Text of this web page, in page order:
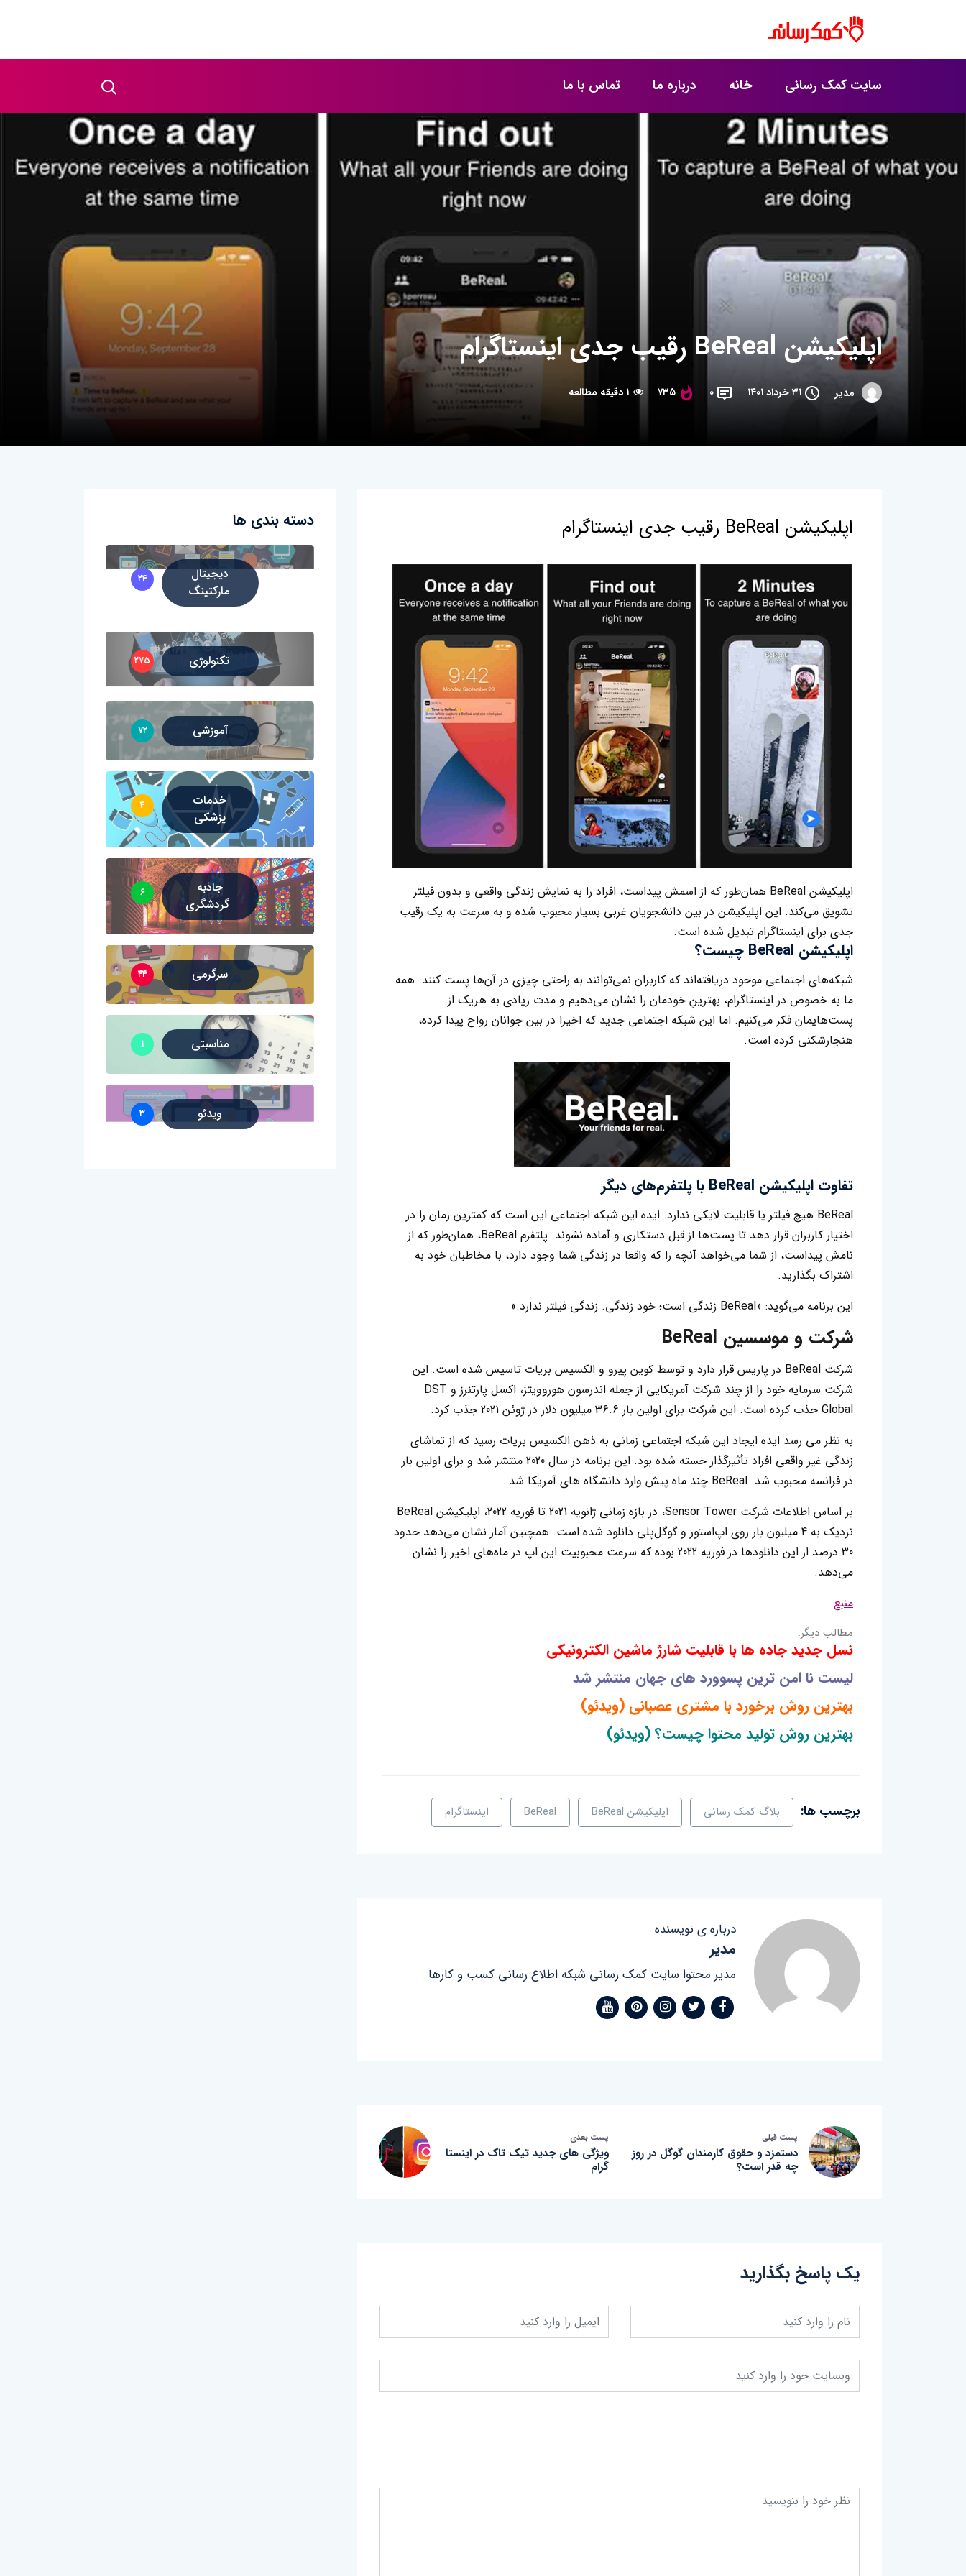
سایت کمک رسانی خانه درباره ما تماس با ما
اپلیکیشن BeReal رقیب جدی اینستاگرام
مدیر ۳۱ خرداد ۱۴۰۱ ۰ ۷۳۵ ۱ دقیقه مطالعه
اپلیکیشن BeReal رقیب جدی اینستاگرام
اپلیکیشن BeReal همان‌طور که از اسمش پیداست، افراد را به نمایش زندگی واقعی و بدون فیلتر
تشویق می‌کند. این اپلیکیشن در بین دانشجویان غربی بسیار محبوب شده و به سرعت به یک رقیب
جدی برای اینستاگرام تبدیل شده است.
اپلیکیشن BeReal چیست؟
شبکه‌های اجتماعی موجود دریافته‌اند که کاربران نمی‌توانند به راحتی چیزی در آن‌ها پست کنند. همه
ما به خصوص در اینستاگرام، بهترینِ خودمان را نشان می‌دهیم و مدت زیادی به هریک از
پست‌هایمان فکر می‌کنیم. اما این شبکه اجتماعی جدید که اخیرا در بین جوانان رواج پیدا کرده،
هنجارشکنی کرده است.
تفاوت اپلیکیشن BeReal با پلتفرم‌های دیگر
BeReal هیچ فیلتر یا قابلیت لایکی ندارد. ایده این شبکه اجتماعی این است که کمترین زمان را در
اختیار کاربران قرار دهد تا پست‌ها از قبل دستکاری و آماده نشوند. پلتفرم BeReal، همان‌طور که از
نامش پیداست، از شما می‌خواهد آنچه را که واقعا در زندگی شما وجود دارد، با مخاطبان خود به
اشتراک بگذارید.
این برنامه می‌گوید: «BeReal زندگی است؛ خود زندگی. زندگی فیلتر ندارد.»
شرکت و موسسین BeReal
شرکت BeReal در پاریس قرار دارد و توسط کوین پیرو و الکسیس بریات تاسیس شده است. این
شرکت سرمایه خود را از چند شرکت آمریکایی از جمله اندرسون هوروویتز، اکسل پارتنرز و DST
Global جذب کرده است. این شرکت برای اولین بار 36.6 میلیون دلار در ژوئن 2021 جذب کرد.
به نظر می رسد ایده ایجاد این شبکه اجتماعی زمانی به ذهن الکسیس بریات رسید که از تماشای
زندگی غیر واقعی افراد تأثیرگذار خسته شده بود. این برنامه در سال 2020 منتشر شد و برای اولین بار
در فرانسه محبوب شد. BeReal چند ماه پیش وارد دانشگاه های آمریکا شد.
بر اساس اطلاعات شرکت Sensor Tower، در بازه زمانی ژانویه 2021 تا فوریه 2022، اپلیکیشن BeReal
نزدیک به 4 میلیون بار روی اپ‌استور و گوگل‌پلی دانلود شده است. همچنین آمار نشان می‌دهد حدود
30 درصد از این دانلودها در فوریه 2022 بوده که سرعت محبوبیت این اپ در ماه‌های اخیر را نشان
می‌دهد.
منبع
مطالب دیگر:
نسل جدید جاده ها با قابلیت شارژ ماشین الکترونیکی
لیست نا امن ترین پسوورد های جهان منتشر شد
بهترین روش برخورد با مشتری عصبانی (ویدئو)
بهترین روش تولید محتوا چیست؟ (ویدئو)
برچسب ها: بلاگ کمک رسانی اپلیکیشن BeReal BeReal اینستاگرام
درباره ی نویسنده
مدیر
مدیر محتوا سایت کمک رسانی شبکه اطلاع رسانی کسب و کارها
پست قبلی
دستمزد و حقوق کارمندان گوگل در روز
چه قدر است؟
پست بعدی
ویژگی های جدید تیک تاک در اینستا
گرام
یک پاسخ بگذارید
دسته بندی ها
دیجیتال
مارکتینگ
۲۴
تکنولوژی ۲۷۵
آموزشی ۷۲
خدمات
پزشکی
۴
جاذبه
گردشگری
۶
سرگرمی ۴۴
مناسبتی ۱
ویدئو ۳